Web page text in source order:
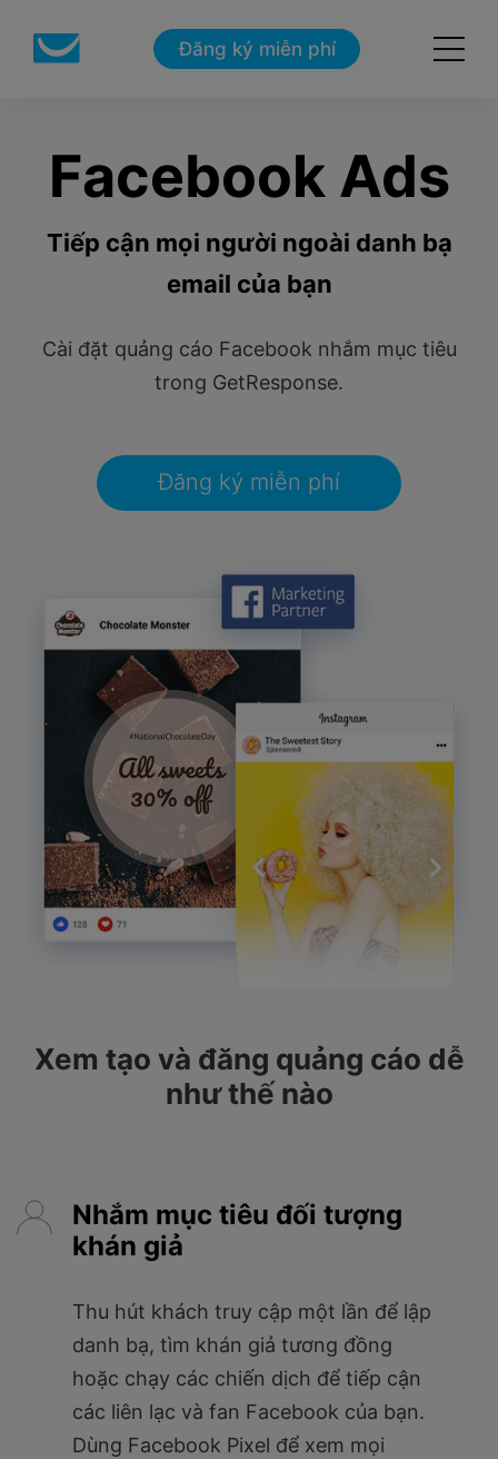
Đăng ký miễn phí
Facebook Ads
Tiếp cận mọi người ngoài danh bạ
email của bạn
Cài đặt quảng cáo Facebook nhắm mục tiêu
trong GetResponse.
Đăng ký miễn phí
Xem tạo và đăng quảng cáo dễ
như thế nào
Nhắm mục tiêu đối tượng
khán giả
Thu hút khách truy cập một lần để lập
danh bạ, tìm khán giả tương đồng
hoặc chạy các chiến dịch để tiếp cận
các liên lạc và fan Facebook của bạn.
Dùng Facebook Pixel để xem mọi